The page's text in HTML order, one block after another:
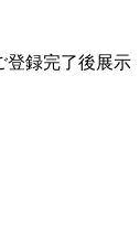
登録完了後展示